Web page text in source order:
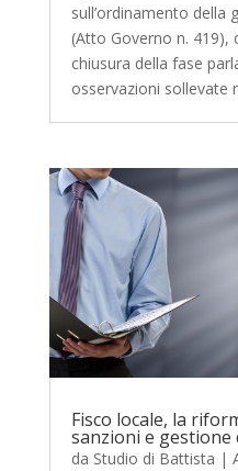
sull’ordinamento della
(Atto Governo n.
chiusura della fase
osservazioni sollevate
Fisco locale, la
sanzioni e gestione
da Studio di Battista |